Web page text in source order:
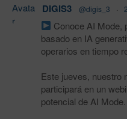
Avata
r
DIGIS3 @digis_3 ·
Conoce AI Mode,
basado en IA
operarios en tiempo
Este jueves, nuestro
participará en un
potencial de AI Mode.